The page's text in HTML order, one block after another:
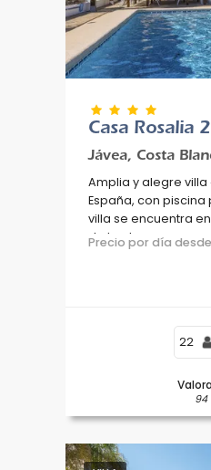
Casa Rosalia
Jávea, Costa
Amplia y alegre villa
España, con
villa se encuentra
de la playa.
Precio por día
22
94